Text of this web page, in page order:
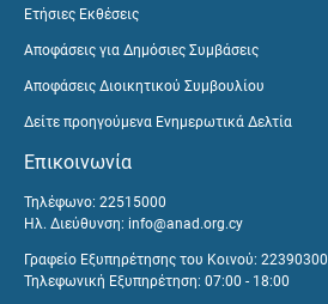
Ετήσιες Εκθέσεις
Αποφάσεις για Δημόσιες Συμβάσεις
Αποφάσεις Διοικητικού Συμβουλίου
Δείτε προηγούμενα Ενημερωτικά Δελτία
Επικοινωνία
Τηλέφωνο: 22515000
Ηλ. Διεύθυνση: info@anad.org.cy
Γραφείο Εξυπηρέτησης του Κοινού: 22390300
Τηλεφωνική Εξυπηρέτηση: 07:00 - 18:00